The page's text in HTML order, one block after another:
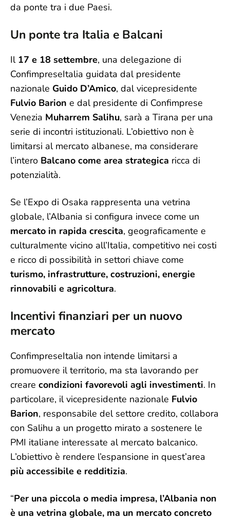
da ponte tra i due Paesi.
Un ponte tra Italia e Balcani
Il 17 e 18 settembre, una delegazione di
ConfimpreseItalia guidata dal presidente
nazionale Guido D’Amico, dal vicepresidente
Fulvio Barion e dal presidente di Confimprese
Venezia Muharrem Salihu, sarà a Tirana per una
serie di incontri istituzionali. L’obiettivo non è
limitarsi al mercato albanese, ma considerare
l’intero Balcano come area strategica ricca di
potenzialità.
Se l’Expo di Osaka rappresenta una vetrina
globale, l’Albania si configura invece come un
mercato in rapida crescita, geograficamente e
culturalmente vicino all’Italia, competitivo nei costi
e ricco di possibilità in settori chiave come
turismo, infrastrutture, costruzioni, energie
rinnovabili e agricoltura.
Incentivi finanziari per un nuovo
mercato
ConfimpreseItalia non intende limitarsi a
promuovere il territorio, ma sta lavorando per
creare condizioni favorevoli agli investimenti. In
particolare, il vicepresidente nazionale Fulvio
Barion, responsabile del settore credito, collabora
con Salihu a un progetto mirato a sostenere le
PMI italiane interessate al mercato balcanico.
L’obiettivo è rendere l’espansione in quest’area
più accessibile e redditizia.
“Per una piccola o media impresa, l’Albania non
è una vetrina globale, ma un mercato concreto